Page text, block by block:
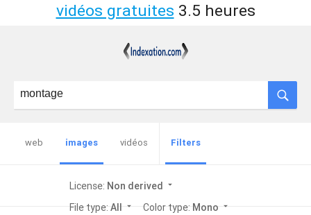
vidéos gratuites 3.5 heures
web images vidéos Filters
License: Non derived arrow_drop_down
File type: All arrow_drop_down Color type: Mono arrow_drop_down